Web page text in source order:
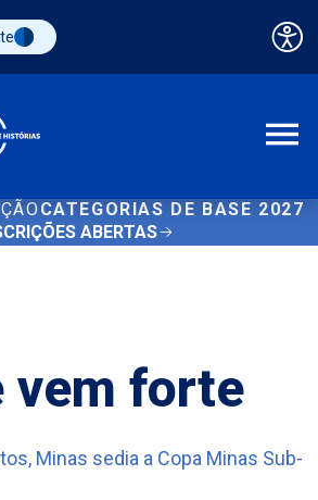
contraste
CATEGORIAS DE BASE 2027
ABERTAS
vem forte
Minas sedia a Copa Minas Sub-